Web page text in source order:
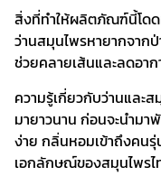
สิ่งที่ทำให้ผลิตภัณฑ์นี้โดด
ว่านสมุนไพรหายากจากป่
ช่วยคลายเส้นและลดอา
ความรู้เกี่ยวกับว่านและ
มายาวนาน ก่อนจะนำม
ง่าย กลิ่นหอมเข้าถึงคน
เอกลักษณ์ของสมุนไพรไ